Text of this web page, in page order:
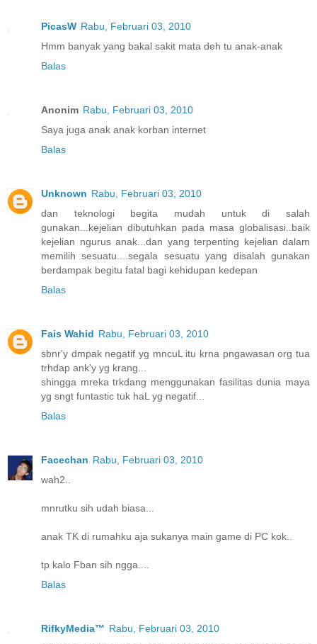
PicasW Rabu, Februari 03, 2010
Hmm banyak yang bakal sakit mata deh tu anak-anak
Balas
Anonim Rabu, Februari 03, 2010
Saya juga anak anak korban internet
Balas
Unknown Rabu, Februari 03, 2010
dan teknologi begita mudah untuk di salah
gunakan...kejelian dibutuhkan pada masa globalisasi..baik
kejelian ngurus anak...dan yang terpenting kejelian dalam
memilih sesuatu....segala sesuatu yang disalah gunakan
berdampak begitu fatal bagi kehidupan kedepan
Balas
Fais Wahid Rabu, Februari 03, 2010
sbnr'y dmpak negatif yg mncuL itu krna pngawasan org tua
trhdap ank'y yg krang...
shingga mreka trkdang menggunakan fasilitas dunia maya
yg sngt funtastic tuk haL yg negatif...
Balas
Facechan Rabu, Februari 03, 2010
wah2..
mnrutku sih udah biasa...
anak TK di rumahku aja sukanya main game di PC kok..
tp kalo Fban sih ngga....
Balas
RifkyMedia™ Rabu, Februari 03, 2010